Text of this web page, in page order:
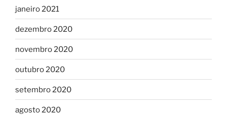
janeiro 2021
dezembro 2020
novembro 2020
outubro 2020
setembro 2020
agosto 2020